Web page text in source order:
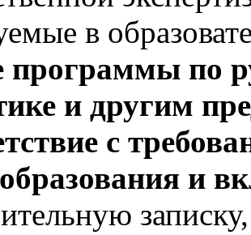
в
программы по
и другим
с
и